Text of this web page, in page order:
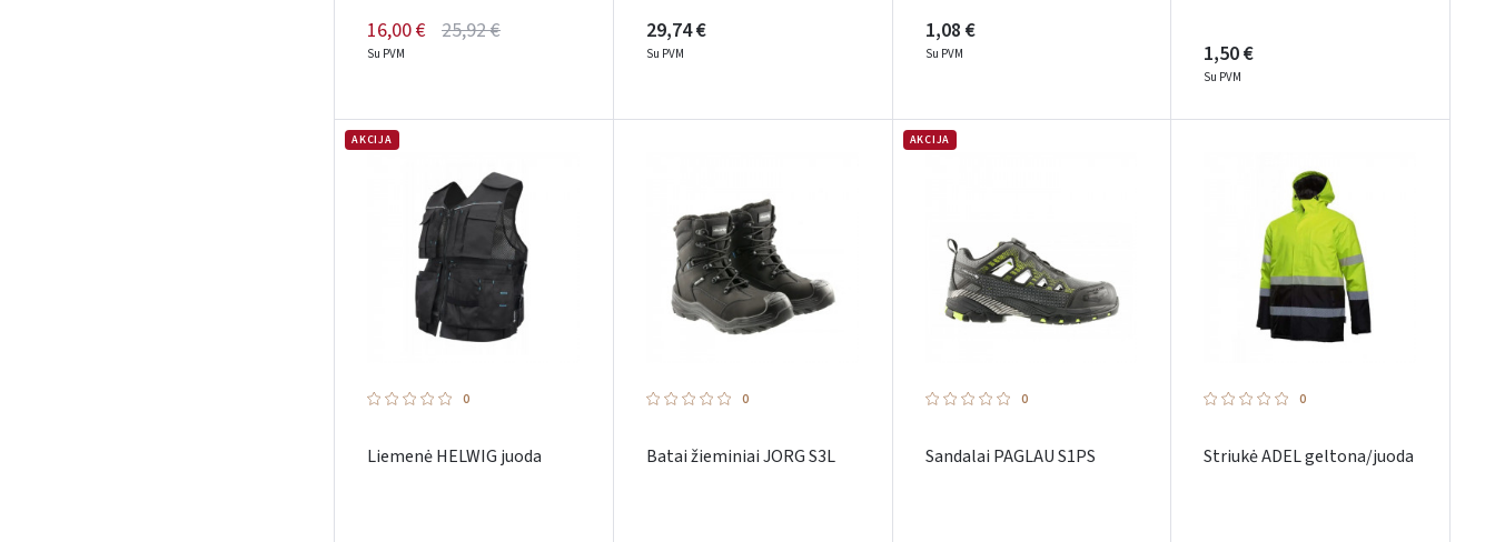
16,00 € 25,92 €
Su PVM
29,74 €
Su PVM
1,08 €
Su PVM 1,50 €
Su PVM
AKCIJA
0
Liemenė HELWIG juoda
0
Batai žieminiai JORG S3L
AKCIJA
0
Sandalai PAGLAU S1PS
0
Striukė ADEL geltona/juoda